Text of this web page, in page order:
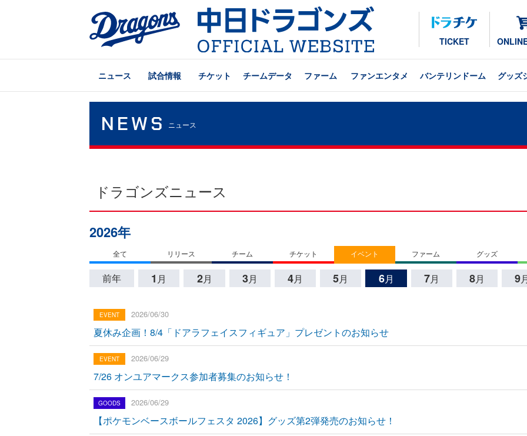
TICKET
ニュース 試合情報 チケット チームデータ ファーム ファンエンタメ バンテリンドーム グッズ
NEWS ニュース
ドラゴンズニュース
2026年
全て リリース チーム チケット イベント ファーム グッズ
前年 1 月 2月 3月 4月 5月 6月 7月 8月 9
2026/06/30
夏休み企画！8/4「ドアラフェイスフィギュア」プレゼントのお知らせ
2026/06/29
7/26 オンユアマークス参加者募集のお知らせ！
2026/06/29
【ポケモンベースボールフェスタ 2026】グッズ第2弾発売のお知らせ！